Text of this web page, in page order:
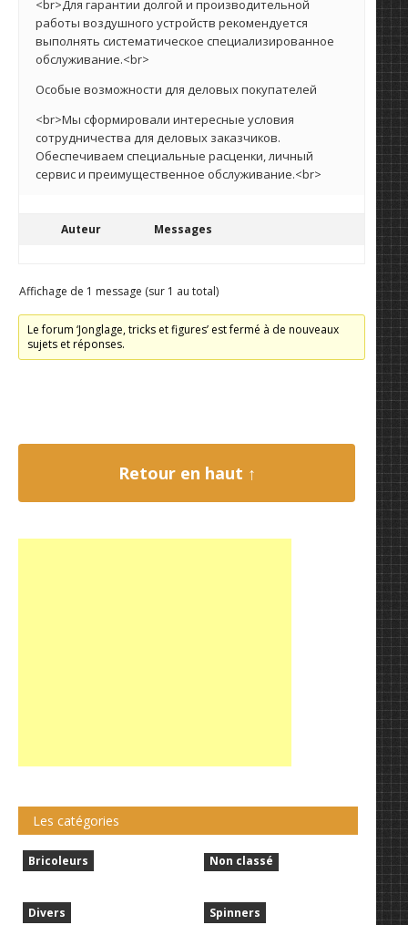
<br>Для гарантии долгой и производительной
работы воздушного устройств рекомендуется
выполнять систематическое специализированное
обслуживание.<br>
Особые возможности для деловых покупателей
<br>Мы сформировали интересные условия
сотрудничества для деловых заказчиков.
Обеспечиваем специальные расценки, личный
сервис и преимущественное обслуживание.<br>
Auteur Messages
Affichage de 1 message (sur 1 au total)
Le forum ‘Jonglage, tricks et figures’ est fermé à de nouveaux
sujets et réponses.
Retour en haut ↑
Les catégories
Bricoleurs
Divers
Non classé
Spinners